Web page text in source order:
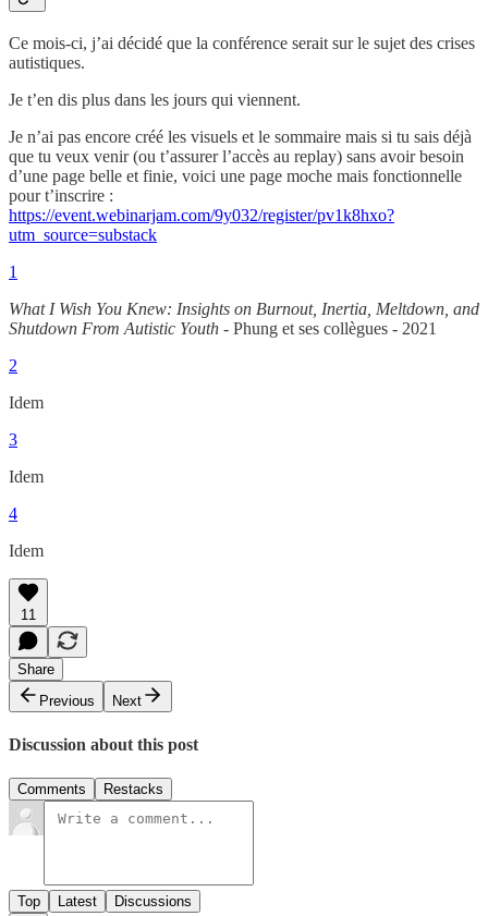
Ce mois-ci, j’ai décidé que la conférence serait sur le sujet des crises
autistiques.
Je t’en dis plus dans les jours qui viennent.
Je n’ai pas encore créé les visuels et le sommaire mais si tu sais déjà
que tu veux venir (ou t’assurer l’accès au replay) sans avoir besoin
d’une page belle et finie, voici une page moche mais fonctionnelle
pour t’inscrire :
https://event.webinarjam.com/9y032/register/pv1k8hxo?
utm_source=substack
1
What I Wish You Knew: Insights on Burnout, Inertia, Meltdown, and
Shutdown From Autistic Youth - Phung et ses collègues - 2021
2
Idem
3
Idem
4
Idem
11
Share
Previous
Next
Discussion about this post
Comments Restacks
Top Latest Discussions